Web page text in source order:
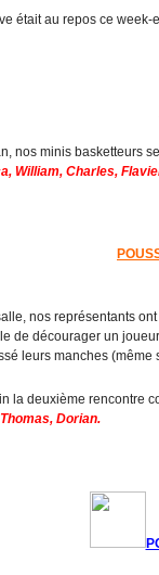
était au repos ce
nos minis basketteurs
William, Charles,
nos représentants
de décourager un
leurs manches
la deuxième rencontre
Dorian.